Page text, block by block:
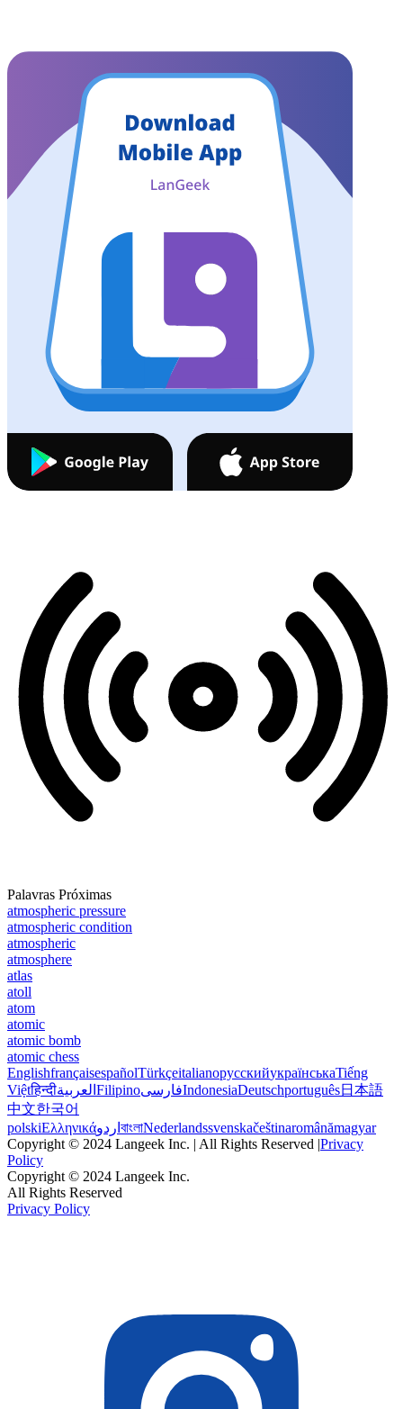
Palavras Próximas
atmospheric pressure
atmospheric condition
atmospheric
atmosphere
atlas
atoll
atom
atomic
atomic bomb
atomic chess
EnglishfrançaisespañolTürkçeitalianoрусскийукраїнськаTiếng
Việtहिन्दीالعربية FilipinoفارسیIndonesiaDeutschportuguês日本語
中文한국어
polskiΕλληνικάاردو বাংলাNederlandssvenskačeštinaromânămagyar
Copyright © 2024 Langeek Inc. | All Rights Reserved |Privacy
Policy
Copyright © 2024 Langeek Inc.
All Rights Reserved
Privacy Policy